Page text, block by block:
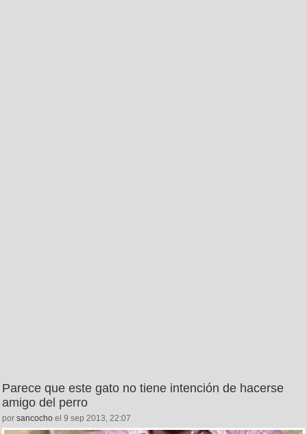
Parece que este gato no tiene intención de hacerse
amigo del perro
por sancocho el 9 sep 2013, 22:07